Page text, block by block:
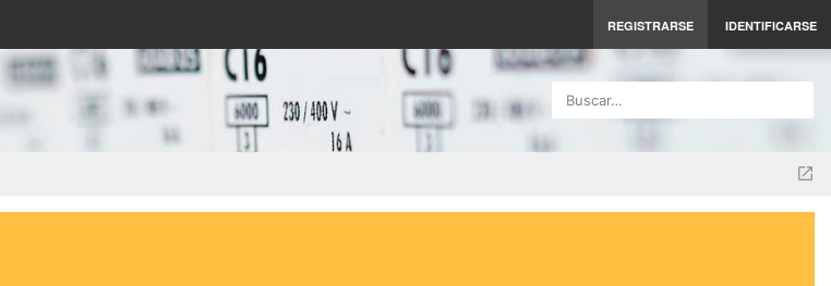
REGISTRARSE IDENTIFICARSE
Buscar…